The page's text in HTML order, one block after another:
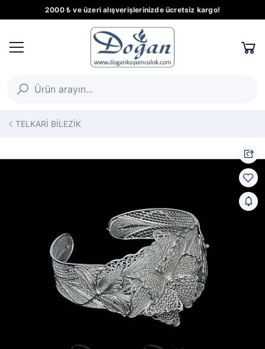
2000 ₺ ve üzeri alışverişlerinizde ücretsiz kargo!
TELKARİ BİLEZİK